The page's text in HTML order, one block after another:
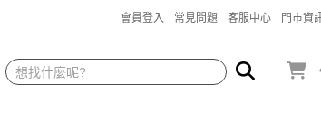
會員登入 常見問題 客服中心 門市資